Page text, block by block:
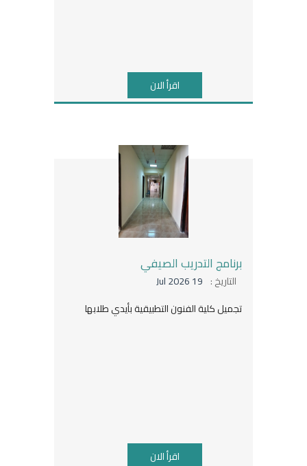
اقرأ الان
برنامج التدريب الصيفي
التاريخ : 19 Jul 2026
تجميل كلية الفنون التطبيقية بأيدي طلابها
اقرأ الان